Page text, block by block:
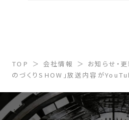
TOP 会社情報 お知らせ・
のづくりSHOW」放送内容が